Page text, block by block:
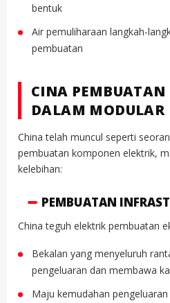
bentuk
Air pemuliharaan langkah-
pembuatan
CINA PEMBUATAN
DALAM MODULAR
China telah muncul seperti
pembuatan komponen elektrik,
kelebihan:
PEMBUATAN
China teguh elektrik pembuatan
Bekalan yang menyeluruh
pengeluaran dan membawa
Maju kemudahan